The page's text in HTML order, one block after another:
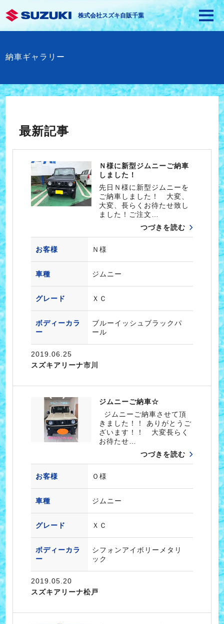
株式会社スズキ自販千葉
納車ギャラリー
最新記事
Ｎ様に新型ジムニーご納車
しました！
先日Ｎ様に新型ジムニーを
ご納車しました！ 大変、
大変、長らくお待たせ致し
ました！ご注文…
つづきを読む
お客様 Ｎ様
車種 ジムニー
グレード ＸＣ
ボディーカラ
ー
ブルーイッシュブラックパ
ール
2019.06.25
スズキアリーナ市川
ジムニーご納車☆
ジムニーご納車させて頂
きました！！ ありがとうご
ざいます！！ 大変長らく
お待たせ…
つづきを読む
お客様 Ｏ様
車種 ジムニー
グレード ＸＣ
ボディーカラ
ー
シフォンアイボリーメタリ
ック
2019.05.20
スズキアリーナ松戸